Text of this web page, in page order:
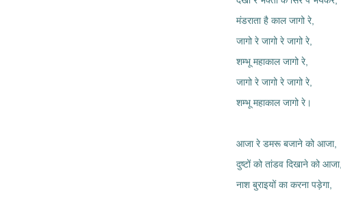
मंडराता है काल जागो रे,
जागो रे जागो रे जागो रे,
शम्भू महाकाल जागो रे,
जागो रे जागो रे जागो रे,
शम्भू महाकाल जागो रे।
आजा रे डमरू बजाने को आजा,
दुष्टों को तांडव दिखाने को आजा,
नाश बुराइयों का करना पड़ेगा,